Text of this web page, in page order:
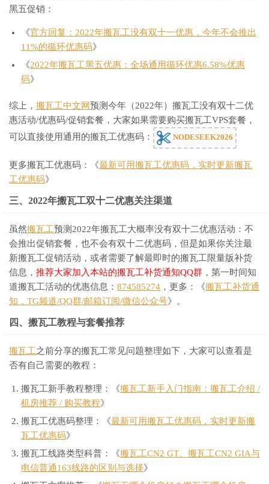
黑五促销：
《官方回复：2022年搬瓦工没有双十一优惠，今年不会推出
11%的循环优惠码》
《2022年搬瓦工黑五优惠：全场通用循环优惠6.58%优惠
码》
综上， 搬瓦工中文网预测今年（2022年）搬瓦工没有双十二优
惠活动/优惠码/促销套餐，大家如果需要购买搬瓦工VPS套餐，
可以直接使用通用的搬瓦工优惠码：
NODESEEK2026
更多搬瓦工优惠码：《最新可用搬瓦工优惠码，实时更新搬瓦
工优惠码》
三、2022年搬瓦工双十二优惠关注渠道
虽然搬瓦工预测2022年搬瓦工大概率没有双十二优惠活动：不
会推出促销套餐，也不会有双十二优惠码，但是如果你关注最
新搬瓦工促销活动，或者需要了解最即时的搬瓦工限量版补货
信息， 推荐大家加入本站的搬瓦工补货通知QQ群 ，第一时间知
道搬瓦工活动的优惠信息： 874585274 ，更多：《搬瓦工补货通
知，TG频道/QQ群/邮箱订阅/微信公众号》。
四、搬瓦工教程与套餐推荐
搬瓦工之前分享的搬瓦工常见问题整理如下，大家可以查看是
否有自己需要的教程：
搬瓦工新手教程整理：《搬瓦工新手入门指南：搬瓦工介绍 /
机房推荐 / 购买教程》
搬瓦工优惠码整理：《最新可用搬瓦工优惠码，实时更新搬
瓦工优惠码》
搬瓦工线路类型科普：《搬瓦工CN2 GT、搬瓦工CN2 GIA与
电信普通163线路的区别与选择》